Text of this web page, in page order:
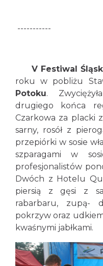
-----------
V Festiwal
roku w pobliżu
Potoku.
drugiego końca
Czarkowa za placki
sarny, rosół z
przepiórki w sosie
szparagami w
profesjonalistów
Dwóch z Hotelu
piersią z gęsi z
rabarbaru,
pokrzyw oraz
kwaśnymi jabłkami.